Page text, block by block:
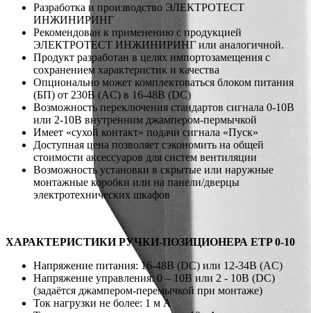
Разработка и производство ЭЛЕКТРОТЕСТ
ИНЖИНИРИНГ
Рекомендован к применению с продукцией
ЭЛЕКТРОТЕСТ ИНЖИНИРИНГ или аналогичной.
Продукт разработан в целях импортозамещения с
сохранением характеристик и качества
Опционально может комплектоваться блоком питания
(БП) от 230В (AC) в 16-48В (DC)
Возможность переключения стандартов сигнала 0-10В
или 2-10В внутренним джампером-пермычкой
Имеет «сухой контакт» подачи сигнала «Пуск»
Доступная цена позволяет сэкономить на общей
стоимости аксессуаров для систем вентиляции
Возможность установки в скрытые или наружные
монтажные коробки или на панели/дверцы
электротехнических шкафов
ХАРАКТЕРИСТИКИ РУЧКИ-ПОЗИЦИОНЕРА ETP 0-10
Напряжение питания: 16-48В (DC) или 12-34В (AC)
Напряжение управления: 0 – 10В или 2 - 10В (DC)
(задаётся джампером-перемычкой при монтаже)
Ток нагрузки не более: 1 м А